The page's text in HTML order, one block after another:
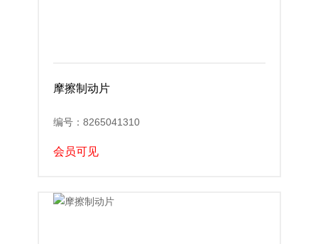
摩擦制动片
编号：8265041310
会员可见